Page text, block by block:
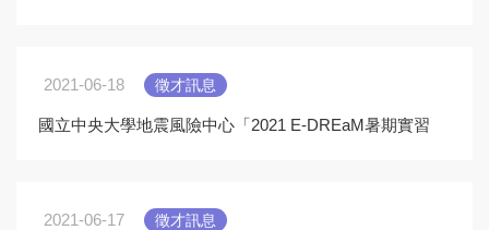
2021-06-18 徵才訊息
國立中央大學地震風險中心「2021 E-DREaM暑期實習
2021-06-17 徵才訊息